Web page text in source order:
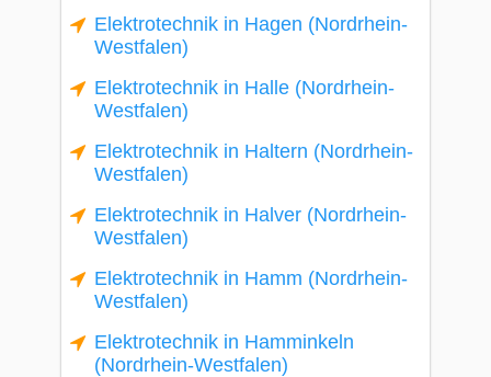
Elektrotechnik in Hagen (Nordrhein-
Westfalen)
Elektrotechnik in Halle (Nordrhein-
Westfalen)
Elektrotechnik in Haltern (Nordrhein-
Westfalen)
Elektrotechnik in Halver (Nordrhein-
Westfalen)
Elektrotechnik in Hamm (Nordrhein-
Westfalen)
Elektrotechnik in Hamminkeln
(Nordrhein-Westfalen)